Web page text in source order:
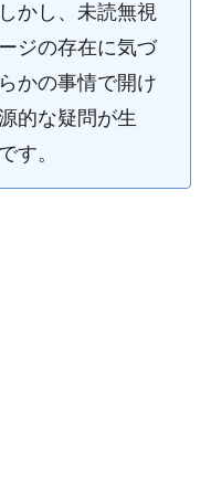
かし、未読無視
ジの存在に気づ
かの事情で開け
的な疑問が生
す。